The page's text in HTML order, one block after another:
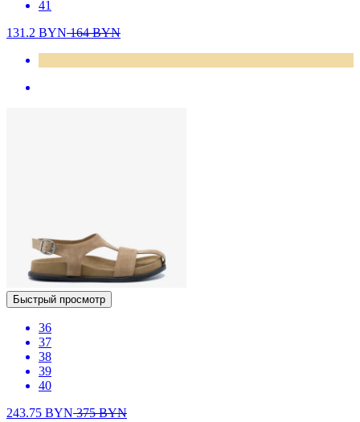
41
131.2 BYN164BYN
Быстрый просмотр
36
37
38
39
40
243.75 BYN375BYN